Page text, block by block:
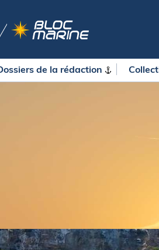
La newsletter
de la rédaction